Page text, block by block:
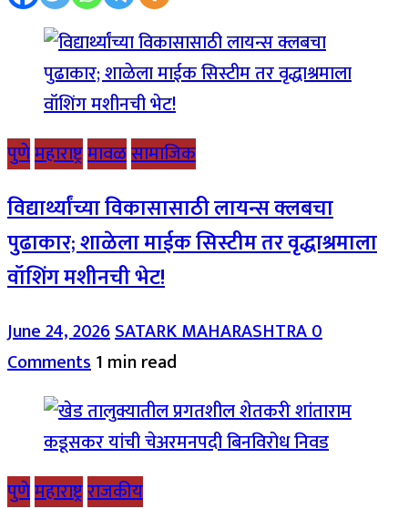
पुणेमहाराष्ट्रमावळसामाजिक
विद्यार्थ्यांच्या विकासासाठी लायन्स क्लबचा
पुढाकार; शाळेला माईक सिस्टीम तर वृद्धाश्रमाला
वॉशिंग मशीनची भेट!
June 24, 2026SATARK MAHARASHTRA0
Comments1 min read
पुणेमहाराष्ट्रराजकीय